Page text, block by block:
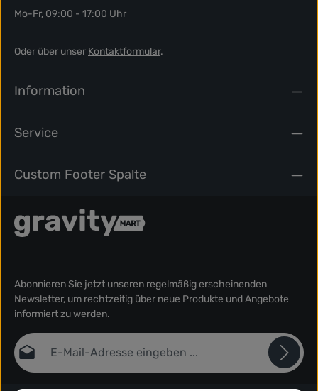
Mo-Fr, 09:00 - 17:00 Uhr
Oder über unser Kontaktformular.
Information
Service
Custom Footer Spalte
Abonnieren Sie jetzt unseren regelmäßig erscheinenden
Newsletter, um rechtzeitig über neue Produkte und Angebote
informiert zu werden.
E-Mail-Adresse*